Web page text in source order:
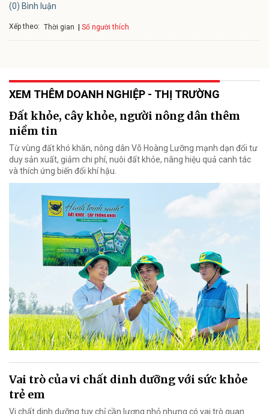
(0) Bình luận
Xếp theo: Thời gian Số người thích
XEM THÊM DOANH NGHIỆP - THỊ TRƯỜNG
Đất khỏe, cây khỏe, người nông dân thêm
niềm tin
Từ vùng đất khó khăn, nông dân Võ Hoàng Lưỡng mạnh dạn đổi tư
duy sản xuất, giảm chi phí, nuôi đất khỏe, nâng hiệu quả canh tác
và thích ứng biến đổi khí hậu.
Vai trò của vi chất dinh dưỡng với sức khỏe
trẻ em
Vi chất dinh dưỡng tuy chỉ cần lượng nhỏ nhưng có vai trò quan